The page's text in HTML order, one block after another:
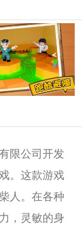
限公司开发
。这款游戏
人。在各种
，灵敏的身